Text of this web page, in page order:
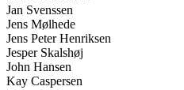
Jan Svenssen
Jens Mølhede
Jens Peter Henriksen
Jesper Skalshøj
John Hansen
Kay Caspersen